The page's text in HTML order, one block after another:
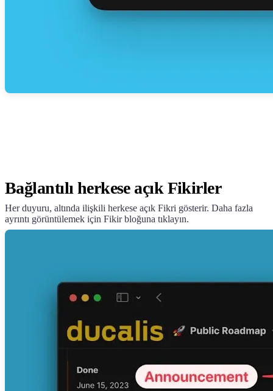
Bağlantılı herkese açık Fikirler
Her duyuru, altında ilişkili herkese açık Fikri gösterir. Daha fazla
ayrıntı görüntülemek için Fikir bloğuna tıklayın.